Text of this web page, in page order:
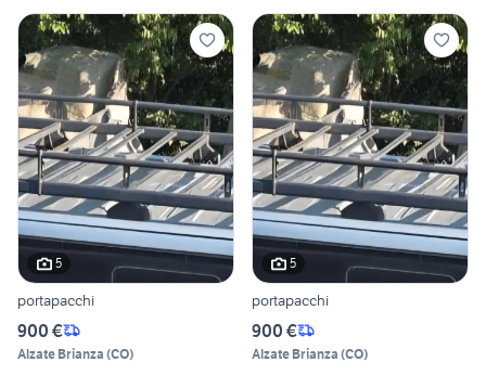
5
portapacchi
900 €
Alzate Brianza (CO)
5
portapacchi
900 €
Alzate Brianza (CO)